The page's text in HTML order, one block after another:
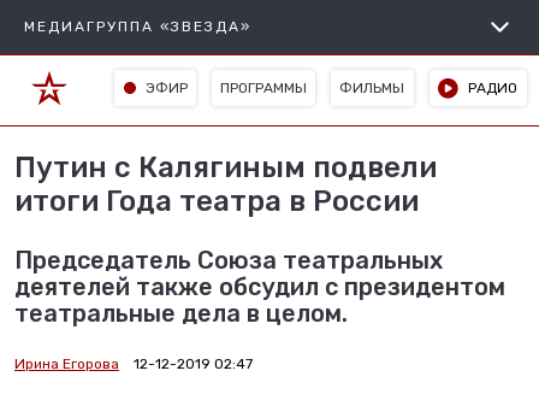
МЕДИАГРУППА «ЗВЕЗДА»
ЭФИР ПРОГРАММЫ ФИЛЬМЫ РАДИО
Путин с Калягиным подвели
итоги Года театра в России
Председатель Союза театральных
деятелей также обсудил с президентом
театральные дела в целом.
Ирина Егорова 12-12-2019 02:47